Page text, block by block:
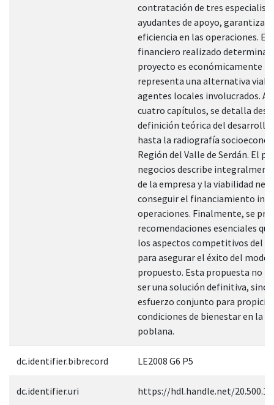
contratación de tres
ayudantes de apoyo,
eficiencia en las operaciones. El
financiero realizado determina
proyecto es económicamente
representa una alternativa
agentes locales involucrados. A
cuatro capítulos, se detalla
definición teórica del desarrollo
hasta la radiografía
Región del Valle de Serdán. El
negocios describe
de la empresa y la viabilidad
conseguir el financiamiento
operaciones. Finalmente, se
recomendaciones esenciales
los aspectos competitivos del
para asegurar el éxito del
propuesto. Esta propuesta no
ser una solución definitiva, sino
esfuerzo conjunto para
condiciones de bienestar en la
poblana.
dc.identifier.bibrecord LE2008 G6 P5
dc.identifier.uri https://hdl.handle.net/